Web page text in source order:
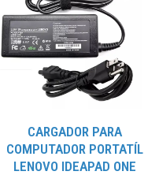
CARGADOR PARA
COMPUTADOR PORTATÍL
LENOVO IDEAPAD ONE